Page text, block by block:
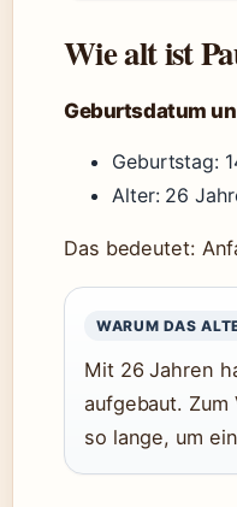
Wie alt ist
Geburtsdatum
Geburtstag:
Alter: 26
Das bedeutet:
WARUM DAS
Mit 26 Jahren
aufgebaut.
so lange, um